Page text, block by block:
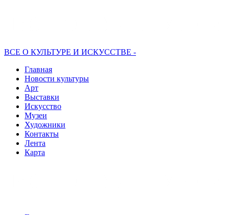
ВСЕ О КУЛЬТУРЕ И ИСКУССТВЕ -
Главная
Новости культуры
Арт
Выставки
Искусство
Музеи
Художники
Контакты
Лента
Карта